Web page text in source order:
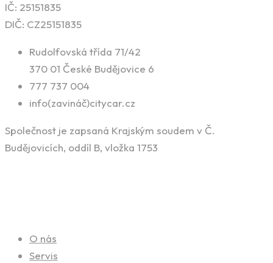
IČ: 25151835
DIČ: CZ25151835
Rudolfovská třída 71/42
370 01 České Budějovice 6
777 737 004
info(zavináč)citycar.cz
Společnost je zapsaná Krajským soudem v Č.
Budějovicích, oddíl B, vložka 1753
O nás
Servis